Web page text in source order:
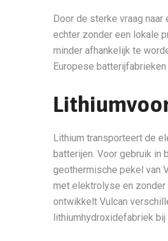
Door de sterke vraag
echter zonder een lokale
minder afhankelijk te
Europese
Lithium transporteert de
batterijen. Voor gebruik in
geothermische pekel van
met elektrolyse en
ontwikkelt Vulcan
lithiumhydroxidefabriek